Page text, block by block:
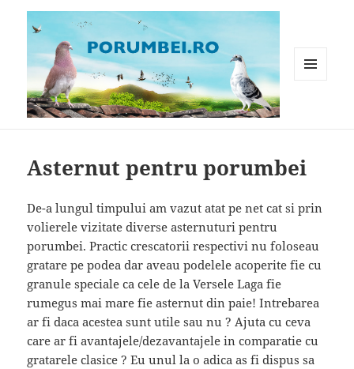
Asternut pentru porumbei
De-a lungul timpului am vazut atat pe net cat si prin
volierele vizitate diverse asternuturi pentru
porumbei. Practic crescatorii respectivi nu foloseau
gratare pe podea dar aveau podelele acoperite fie cu
granule speciale ca cele de la Versele Laga fie
rumegus mai mare fie asternut din paie! Intrebarea
ar fi daca acestea sunt utile sau nu ? Ajuta cu ceva
care ar fi avantajele/dezavantajele in comparatie cu
gratarele clasice ? Eu unul la o adica as fi dispus sa